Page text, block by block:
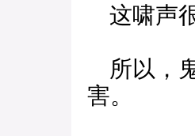
这啸声
所以，
害。